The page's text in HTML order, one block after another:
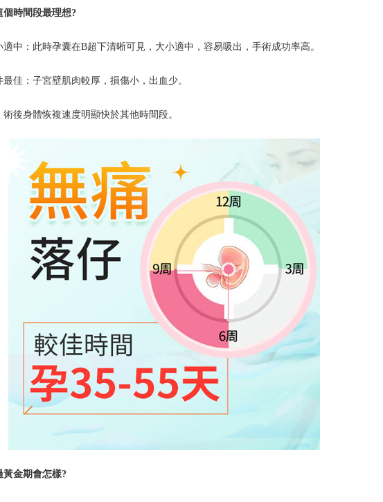
個時間段最理想?
適中：此時孕囊在B超下清晰可見，大小適中，容易吸出，手術成功率高。
最佳：子宮壁肌肉較厚，損傷小，出血少。
後身體恢複速度明顯快於其他時間段。
黃金期會怎樣?